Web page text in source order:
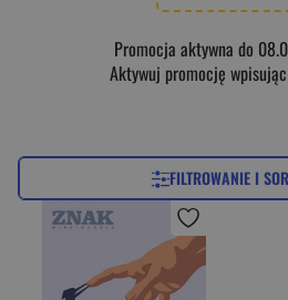
Promocja aktywna do
Aktywuj promocję
FILTROWANIE I